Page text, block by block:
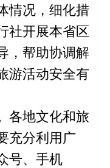
情况，细化措
社开展本省区
，帮助协调解
游活动安全有
各地文化和旅
充分利用广
号、手机